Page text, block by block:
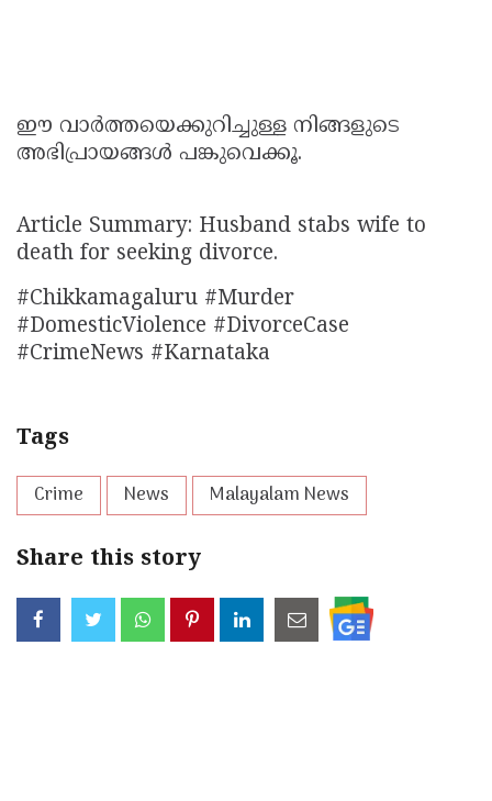
ഈ വാർത്തയെക്കുറിച്ചുള്ള നിങ്ങളുടെ
അഭിപ്രായങ്ങൾ പങ്കുവെക്കൂ.
Article Summary: Husband stabs wife to
death for seeking divorce.
#Chikkamagaluru #Murder
#DomesticViolence #DivorceCase
#CrimeNews #Karnataka
Tags
Crime News Malayalam News
Share this story